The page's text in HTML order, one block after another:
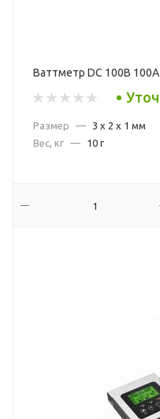
Ваттметр DC 100В 100А
Размер —
3 x 2 x 1 мм
Вес, кг — 10 г